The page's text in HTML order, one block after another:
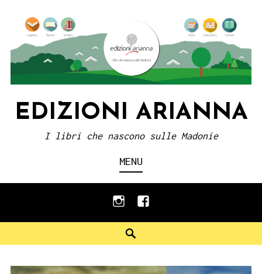
content
EDIZIONI ARIANNA
I libri che nascono sulle Madonie
MENU
instagramfacebook